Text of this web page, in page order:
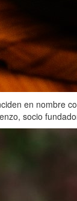
en nombre
socio